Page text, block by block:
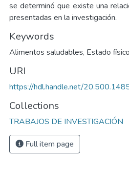
se determinó que existe una
presentadas en la investigación.
Keywords
Alimentos saludables, Estado físico
URI
https://hdl.handle.net/
Collections
TRABAJOS DE INVESTIGACIÓN
Full item page